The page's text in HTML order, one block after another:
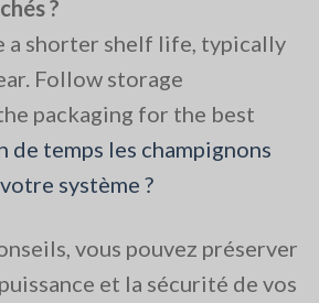
?
a shorter shelf life, typically
Follow storage
packaging for the best
de temps les champignons
système ?
vous pouvez préserver
et la sécurité de vos